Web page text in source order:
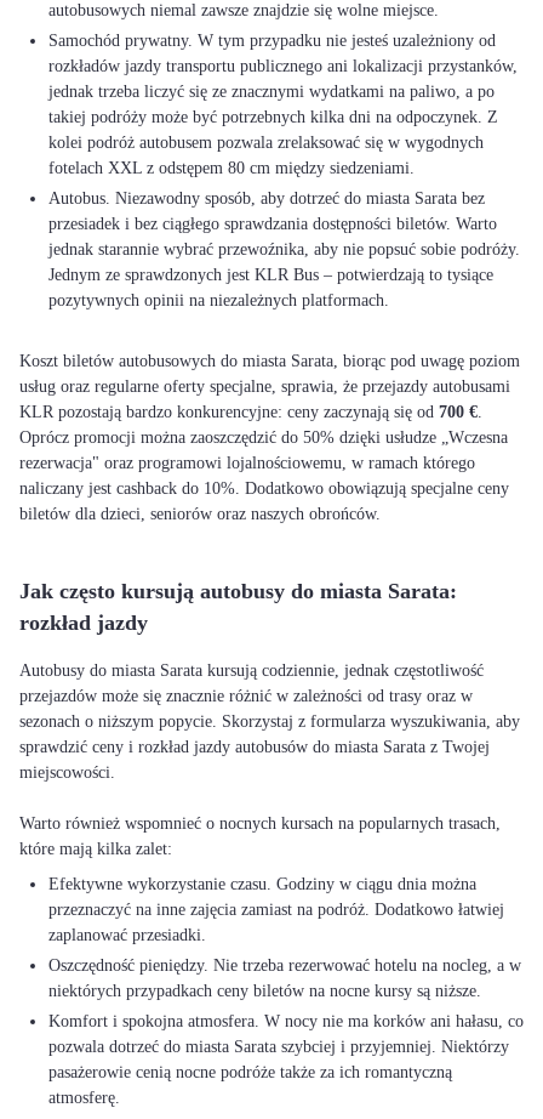
autobusowych niemal zawsze znajdzie się wolne miejsce.
Samochód prywatny. W tym przypadku nie jesteś uzależniony od
rozkładów jazdy transportu publicznego ani lokalizacji przystanków,
jednak trzeba liczyć się ze znacznymi wydatkami na paliwo, a po
takiej podróży może być potrzebnych kilka dni na odpoczynek. Z
kolei podróż autobusem pozwala zrelaksować się w wygodnych
fotelach XXL z odstępem 80 cm między siedzeniami.
Autobus. Niezawodny sposób, aby dotrzeć do miasta Sarata bez
przesiadek i bez ciągłego sprawdzania dostępności biletów. Warto
jednak starannie wybrać przewoźnika, aby nie popsuć sobie podróży.
Jednym ze sprawdzonych jest KLR Bus – potwierdzają to tysiące
pozytywnych opinii na niezależnych platformach.
Koszt biletów autobusowych do miasta Sarata, biorąc pod uwagę poziom
usług oraz regularne oferty specjalne, sprawia, że przejazdy autobusami
KLR pozostają bardzo konkurencyjne: ceny zaczynają się od 700 €.
Oprócz promocji można zaoszczędzić do 50% dzięki usłudze „Wczesna
rezerwacja" oraz programowi lojalnościowemu, w ramach którego
naliczany jest cashback do 10%. Dodatkowo obowiązują specjalne ceny
biletów dla dzieci, seniorów oraz naszych obrońców.
Jak często kursują autobusy do miasta Sarata:
rozkład jazdy
Autobusy do miasta Sarata kursują codziennie, jednak częstotliwość
przejazdów może się znacznie różnić w zależności od trasy oraz w
sezonach o niższym popycie. Skorzystaj z formularza wyszukiwania, aby
sprawdzić ceny i rozkład jazdy autobusów do miasta Sarata z Twojej
miejscowości.
Warto również wspomnieć o nocnych kursach na popularnych trasach,
Efektywne wykorzystanie czasu. Godziny w ciągu dnia można
przeznaczyć na inne zajęcia zamiast na podróż. Dodatkowo łatwiej
zaplanować przesiadki.
Oszczędność pieniędzy. Nie trzeba rezerwować hotelu na nocleg, a w
niektórych przypadkach ceny biletów na nocne kursy są niższe.
Komfort i spokojna atmosfera. W nocy nie ma korków ani hałasu, co
pozwala dotrzeć do miasta Sarata szybciej i przyjemniej. Niektórzy
pasażerowie cenią nocne podróże także za ich romantyczną
atmosferę.